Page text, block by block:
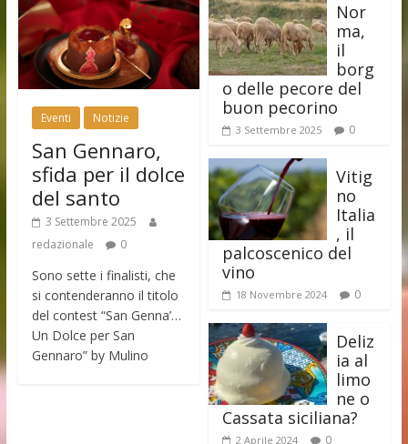
Eventi Notizie
San Gennaro,
sfida per il dolce
del santo
3 Settembre 2025
redazionale
0
Sono sette i finalisti, che
si contenderanno il titolo
del contest “San Genna’…
Un Dolce per San
Gennaro” by Mulino
Nor
ma,
il
borg
o delle pecore del
buon pecorino
3 Settembre 2025 0
Vitig
no
Italia
, il
palcoscenico del
vino
18 Novembre 2024 0
Deliz
ia al
limo
ne o
Cassata siciliana?
2 Aprile 2024 0